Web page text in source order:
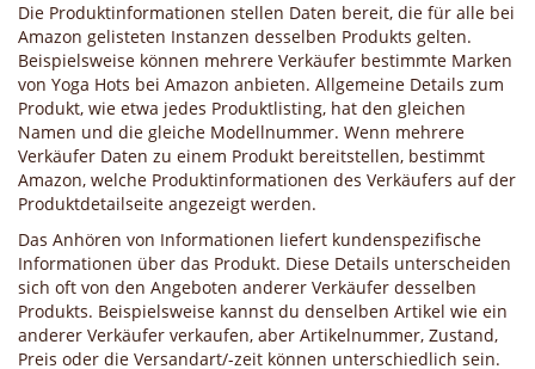
Die Produktinformationen stellen Daten bereit, die für alle bei
Amazon gelisteten Instanzen desselben Produkts gelten.
Beispielsweise können mehrere Verkäufer bestimmte Marken
von Yoga Hots bei Amazon anbieten. Allgemeine Details zum
Produkt, wie etwa jedes Produktlisting, hat den gleichen
Namen und die gleiche Modellnummer. Wenn mehrere
Verkäufer Daten zu einem Produkt bereitstellen, bestimmt
Amazon, welche Produktinformationen des Verkäufers auf der
Produktdetailseite angezeigt werden.
Das Anhören von Informationen liefert kundenspezifische
Informationen über das Produkt. Diese Details unterscheiden
sich oft von den Angeboten anderer Verkäufer desselben
Produkts. Beispielsweise kannst du denselben Artikel wie ein
anderer Verkäufer verkaufen, aber Artikelnummer, Zustand,
Preis oder die Versandart/-zeit können unterschiedlich sein.